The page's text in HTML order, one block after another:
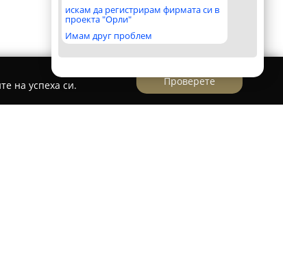
искам да регистрирам фирмата си в
проекта "Орли"
Имам друг проблем
на успеха си.
Проверете